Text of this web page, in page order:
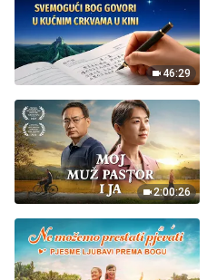
46:29
2:00:26